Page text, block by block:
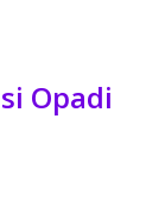
Opadi